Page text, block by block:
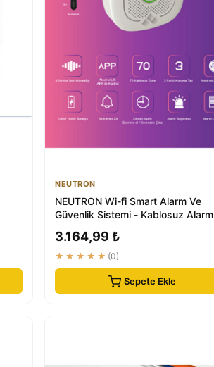
NEUTRON
NEUTRON Wi-fi Smart Alarm Ve
Güvenlik Sistemi - Kablosuz Alarm
3.164,99 ₺
★★★★★ (0)
Sepete Ekle